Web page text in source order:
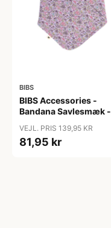
BIBS
BIBS Accessories -
Bandana Savlesmæk -
Lawn/Violet Sky
VEJL. PRIS 139,95 KR
81,95 kr